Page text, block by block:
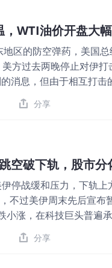
会导致部分终端需求
警告称，库存的急剧
助的能力。 图片
86.78上方，近期接近
户做一次“特别体检”
就能从六个维度深度扫
：本材料仅供一般参
WTI油价开盘大
地区的防空弹药，美国
方过去两晚停止对伊
消息，但由于相互打
支撑。 上周美原油
情绪由亢奋转向悲观
。对于通航霍尔木兹
只有双方签订新的和
，国际原油市场供应
的数量是决定短期价
触雷爆炸，这可能显
难以承担。 图2，沙特
个国家的石油出口曲
拉克的石油出口曲线共
分享
空破下轨，股市
停战缓和压力，下轨
不过美伊周末先后宣
小涨，在科技巨头普遍
的关键镜像51300打造
有上述两大支撑跌破
分享